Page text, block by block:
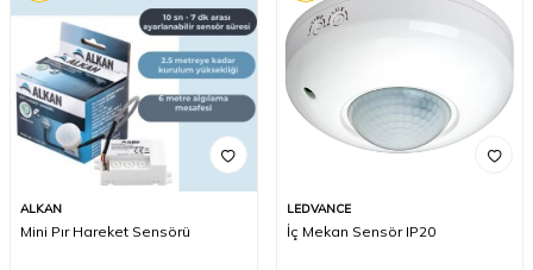
ALKAN
Mini Pır Hareket Sensörü
LEDVANCE
İç Mekan Sensör IP20